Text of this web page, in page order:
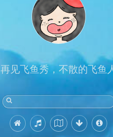
再见飞鱼秀，不散的飞鱼